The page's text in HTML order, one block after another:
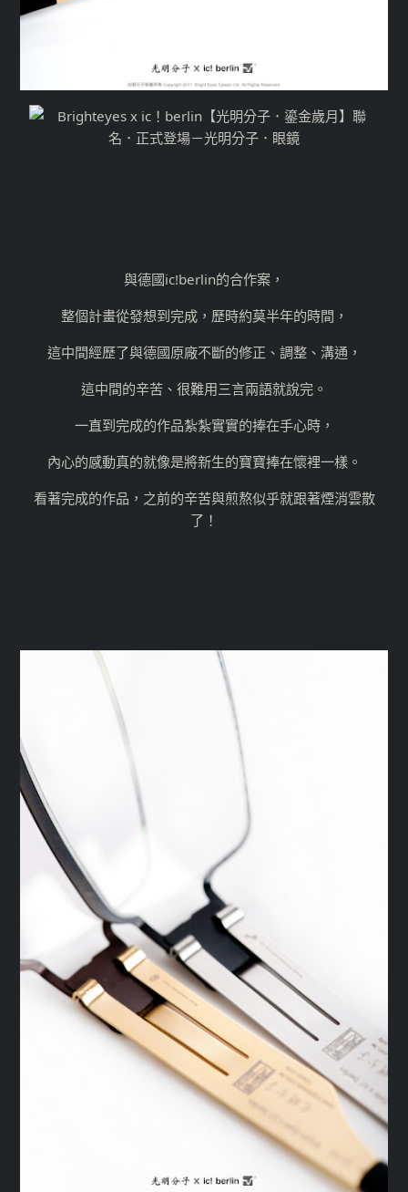
與德國ic!berlin的合作案，
整個計畫從發想到完成，歷時約莫半年的時間，
這中間經歷了與德國原廠不斷的修正、調整、溝通，
這中間的辛苦、很難用三言兩語就說完。
一直到完成的作品紮紮實實的捧在手心時，
內心的感動真的就像是將新生的寶寶捧在懷裡一樣。
看著完成的作品，之前的辛苦與煎熬似乎就跟著煙消雲散
了！